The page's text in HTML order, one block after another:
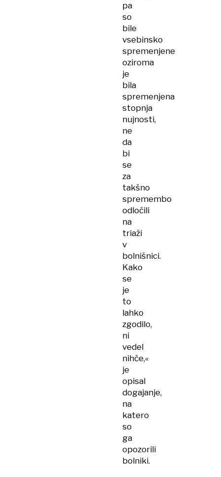
pa
so
bile
vsebinsko
spremenjene
oziroma
je
bila
spremenjena
stopnja
nujnosti,
ne
da
bi
se
za
takšno
spremembo
odločili
na
triaži
v
bolnišnici.
Kako
se
je
to
lahko
zgodilo,
ni
vedel
nihče,«
je
opisal
dogajanje,
na
katero
so
ga
opozorili
bolniki.